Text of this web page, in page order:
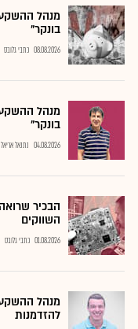
מנהל
בונקר"
08.08.2026 כתבי גלובס
מנהל
בונקר"
04.08.2026 נתנאל אריאל
הבכיר
השווקים
01.08.2026 כתבי גלובס
מנהל
להזדמנות